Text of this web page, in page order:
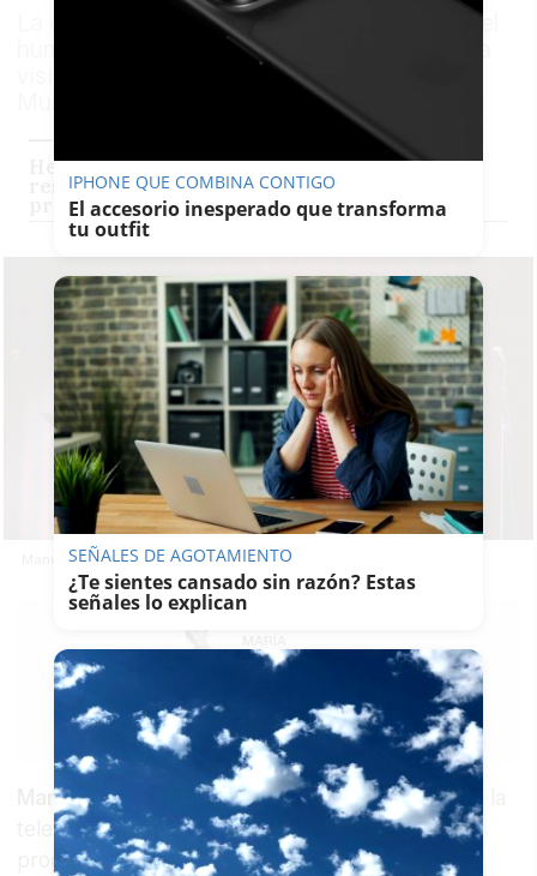
La cadena pública sitúa el nuevo formato del
humorista andaluz en una noche de máxima
visibilidad, aprovechando el arranque del
Henar Álvarez la vuelve a liar en TVE tras
responder a las críticas: "Voy a presentar el
programa en pelotas"
Manu Sánchez durante la gala en La Isla.
CRISOL
FacebookWhatsApp
CopyGuardar 0
Manu Sánchez
ya tiene fecha para su regreso a la
televisión nacional.El perro andaluz, su nuevo
programa paraLa 1 de TVE, se estrenará el
IPHONE QUE COMBINA CONTIGO
El accesorio inesperado que transforma
tu outfit
SEÑALES DE AGOTAMIENTO
¿Te sientes cansado sin razón? Estas
señales lo explican